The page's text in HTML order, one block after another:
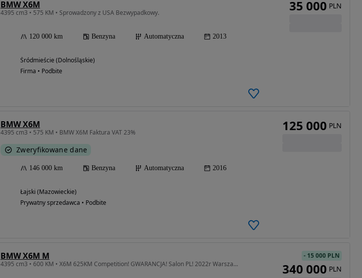
BMW X6M
4395 cm3 • 575 KM • Sprowadzony z USA Bezwypadkowy.
120 000 km Benzyna Automatyczna 2013
Śródmieście (Dolnośląskie)
Firma • Podbite
35 000 PLN
BMW X6M
4395 cm3 • 575 KM • BMW X6M Faktura VAT 23%
Zweryfikowane dane
146 000 km Benzyna Automatyczna 2016
Łajski (Mazowieckie)
Prywatny sprzedawca • Podbite
125 000 PLN
BMW X6M M
4395 cm3 • 600 KM • X6M 625KM Competition! GWARANCJA! Salon PL! 2022r Warszawa
- 15 000 PLN
340 000 PLN